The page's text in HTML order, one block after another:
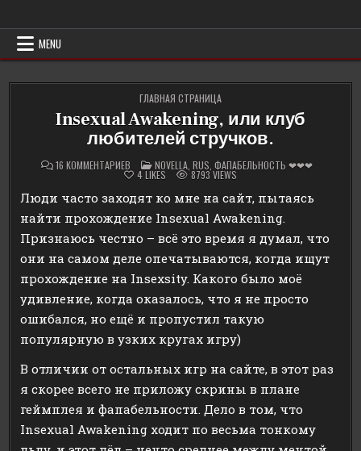
to
contentMENU
ГЛАВНАЯ СТРАНИЦА
Insexual Awakening, или клуб
любителей стручков.
16 КОММЕНТАРИЕВК
ЗАПИСИ
INSEXUAL
AWAKENING,
ИЛИ
ЛЮБИТЕЛЕЙ
СТРУЧКОВ.
POSTED
IN
NOVELLA, RUS ФАПАБЕЛЬНОСТЬ ❤❤❤
4LIKES 8793VIEWS
Люди часто заходят ко мне на сайт, пытаясь
найти прохождение Insexual Awakening.
Признаюсь честно – всё это время я думал, что
они на самом деле опечатываются, когда ищут
прохождение на Insexsity. Какого было моё
удивление, когда оказалось, что я не просто
ошибался, но ещё и пропустил такую
популярную в узких кругах игру)
В отличии от остальных игр на сайте, в этот раз
я скорее всего не приложу скрины в плане
геймплея и фапабельности. Дело в том, что
Insexual Awakening ходит по весьма тонкому